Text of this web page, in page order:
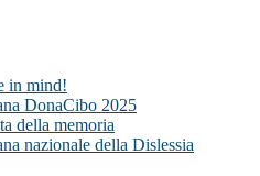
in mind!
DonaCibo 2025
della memoria
nazionale della Dislessia